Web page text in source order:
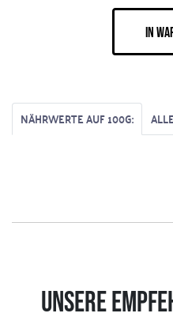
IN
NÄHRWERTE AUF 100G:
UNSERE